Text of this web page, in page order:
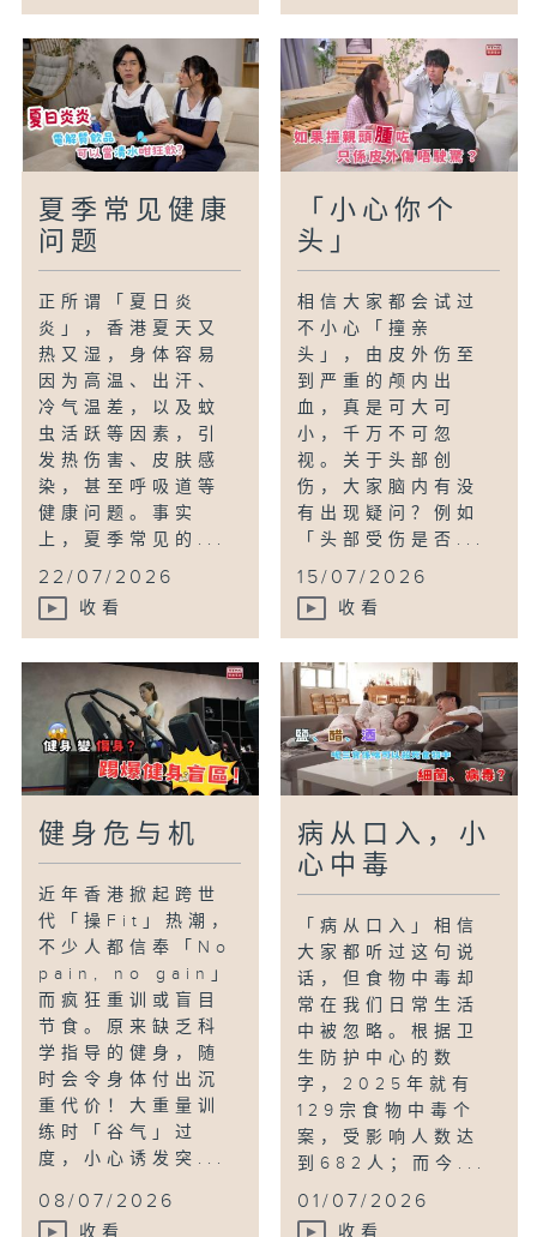
夏季常见健康
问题
正所谓「夏日炎
炎」，香港夏天又
热又湿，身体容易
因为高温、出汗、
冷气温差，以及蚊
虫活跃等因素，引
发热伤害、皮肤感
染，甚至呼吸道等
健康问题。事实
上，夏季常见的...
22/07/2026
收看
「小心你个
头」
相信大家都会试过
不小心「撞亲
头」，由皮外伤至
到严重的颅内出
血，真是可大可
小，千万不可忽
视。关于头部创
伤，大家脑内有没
有出现疑问？例如
「头部受伤是否...
15/07/2026
收看
健身危与机
近年香港掀起跨世
代「操Fit」热潮，
不少人都信奉「No
pain, no gain」
而疯狂重训或盲目
节食。原来缺乏科
学指导的健身，随
时会令身体付出沉
重代价！大重量训
练时「谷气」过
度，小心诱发突...
08/07/2026
收看
病从口入，小
心中毒
「病从口入」相信
大家都听过这句说
话，但食物中毒却
常在我们日常生活
中被忽略。根据卫
生防护中心的数
字，2025年就有
129宗食物中毒个
案，受影响人数达
到682人；而今...
01/07/2026
收看